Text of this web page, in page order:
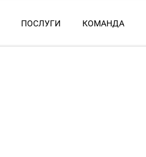
ПОСЛУГИ КОМАНДА